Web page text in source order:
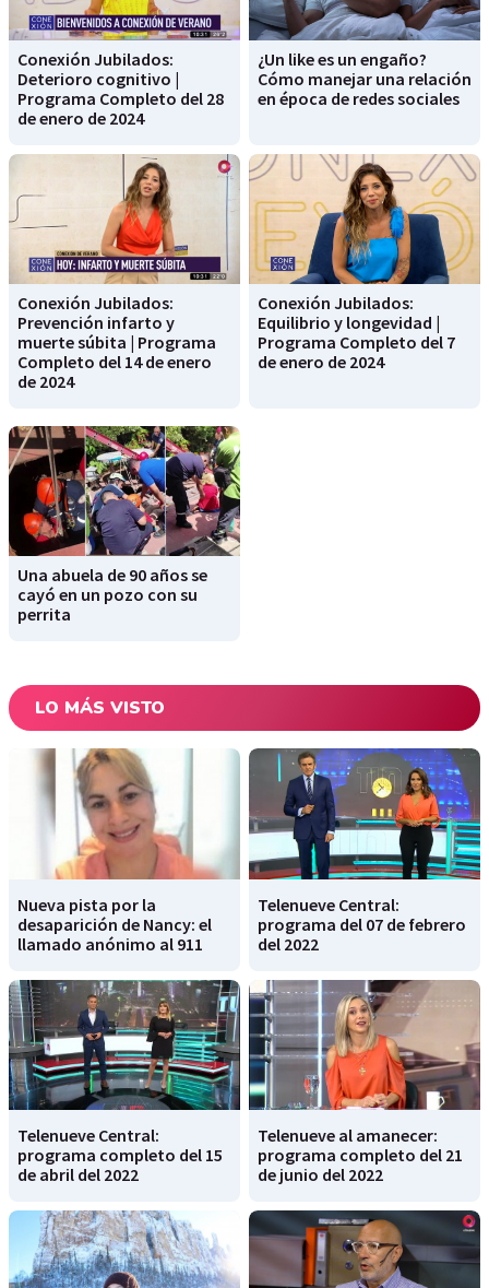
Conexión Jubilados:
Deterioro cognitivo |
Programa Completo del 28
de enero de 2024
¿Un like es un engaño?
Cómo manejar una relación
en época de redes sociales
Conexión Jubilados:
Prevención infarto y
muerte súbita | Programa
Completo del 14 de enero
de 2024
Conexión Jubilados:
Equilibrio y longevidad |
Programa Completo del 7
de enero de 2024
Una abuela de 90 años se
cayó en un pozo con su
perrita
LO MÁS VISTO
Nueva pista por la
desaparición de Nancy: el
llamado anónimo al 911
Telenueve Central:
programa del 07 de febrero
del 2022
Telenueve Central:
programa completo del 15
de abril del 2022
Telenueve al amanecer:
programa completo del 21
de junio del 2022